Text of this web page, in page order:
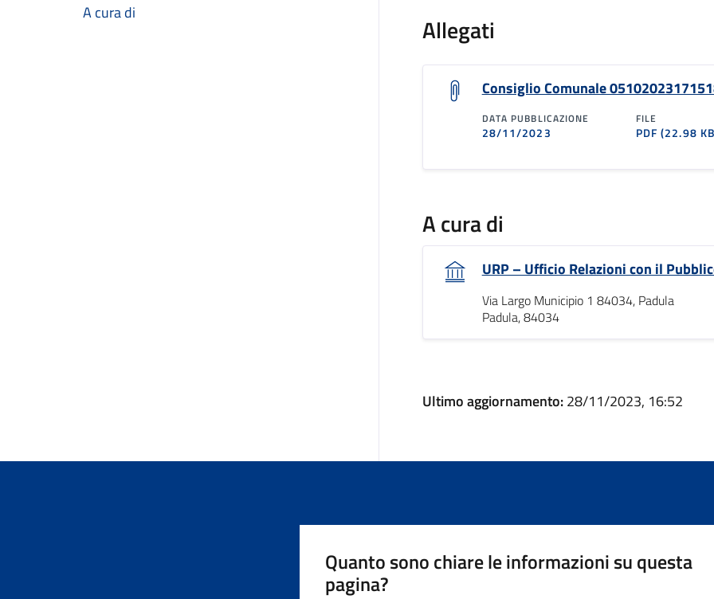
A cura di
Allegati
Consiglio Comunale
DATA PUBBLICAZIONE
28/11/2023
FILE
PDF(22.98
A cura di
URP – Ufficio Relazioni con il
Via Largo Municipio 1 84034, Padula
Padula, 84034
Ultimo aggiornamento:28/11/2023, 16:52
Quanto sono chiare le informazioni su questa
pagina?